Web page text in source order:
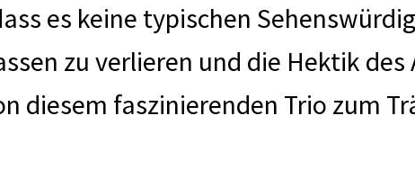
es keine typischen
zu verlieren und die Hektik
diesem faszinierenden Trio zum